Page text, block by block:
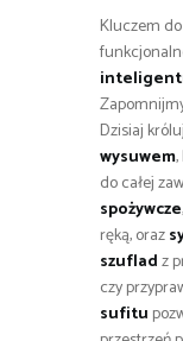
Kluczem
Dzisiaj
wysuwem
do całej
spożywcze
ręką, oraz
szufladz
czy
sufitu